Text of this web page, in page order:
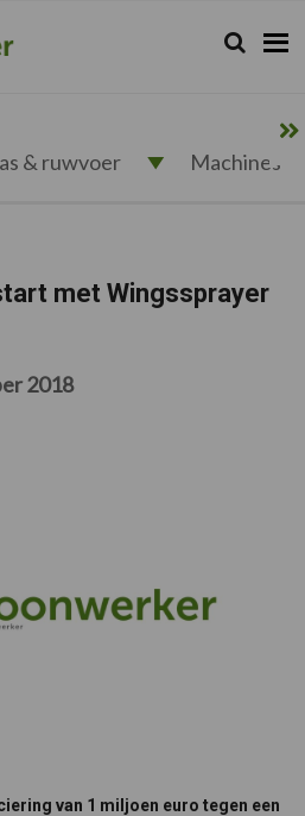
Zoeken...
Zoek
& ruwvoer Machines
met Wingssprayer
2018
van 1 miljoen euro tegen een